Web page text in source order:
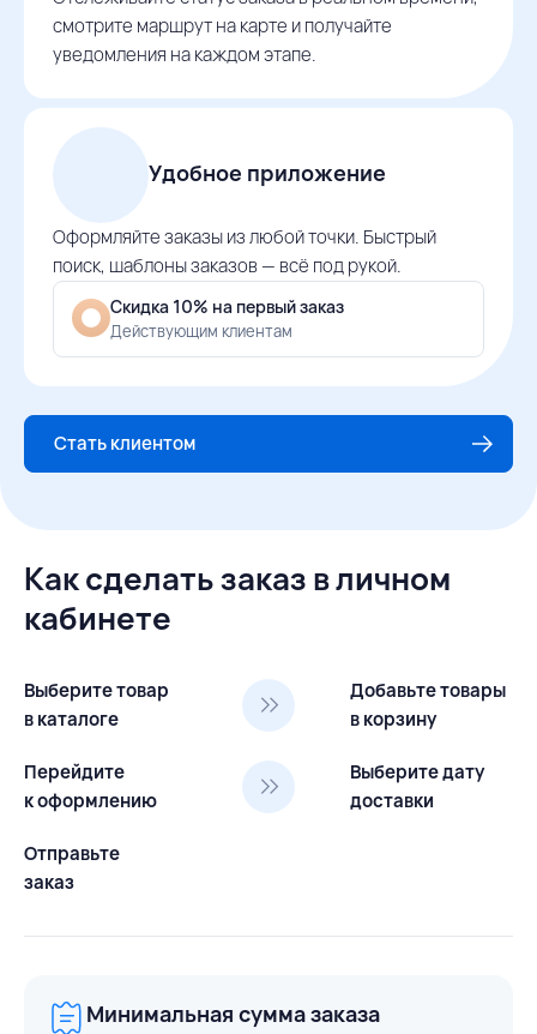
смотрите маршрут на карте и получайте
уведомления на каждом этапе.
Удобное приложение
Оформляйте заказы из любой точки. Быстрый
поиск, шаблоны заказов — всё под рукой.
Скидка 10% на первый заказ
Действующим клиентам
Стать клиентом
Как сделать заказ в личном
кабинете
Выберите товар
в каталоге
Добавьте товары
в корзину
Перейдите
к оформлению
Выберите дату
доставки
Отправьте
заказ
Минимальная сумма заказа